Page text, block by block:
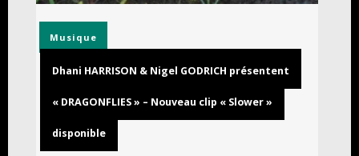
Musique
Dhani HARRISON & Nigel GODRICH présentent
« DRAGONFLIES » – Nouveau clip « Slower »
disponible